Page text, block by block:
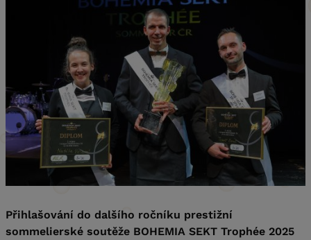
Přihlašování do dalšího ročníku prestižní
sommelierské soutěže BOHEMIA SEKT Trophée 2025